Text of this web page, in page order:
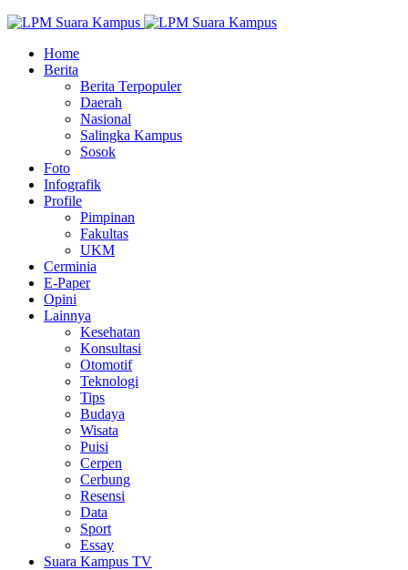
Home
Berita
Berita Terpopuler
Daerah
Nasional
Salingka Kampus
Sosok
Foto
Infografik
Profile
Pimpinan
Fakultas
UKM
Cerminia
E-Paper
Opini
Lainnya
Kesehatan
Konsultasi
Otomotif
Teknologi
Tips
Budaya
Wisata
Puisi
Cerpen
Cerbung
Resensi
Data
Sport
Essay
Suara Kampus TV